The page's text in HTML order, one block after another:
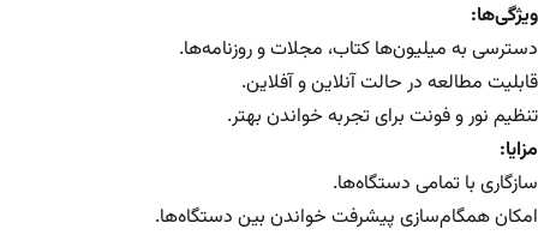
ویژگی‌ها:
دسترسی به میلیون‌ها کتاب، مجلات و روزنامه‌ها.
قابلیت مطالعه در حالت آنلاین و آفلاین.
تنظیم نور و فونت برای تجربه خواندن بهتر.
مزایا:
سازگاری با تمامی دستگاه‌ها.
امکان همگام‌سازی پیشرفت خواندن بین دستگاه‌ها.